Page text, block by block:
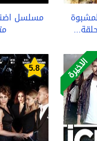
الاخيرة 5.8